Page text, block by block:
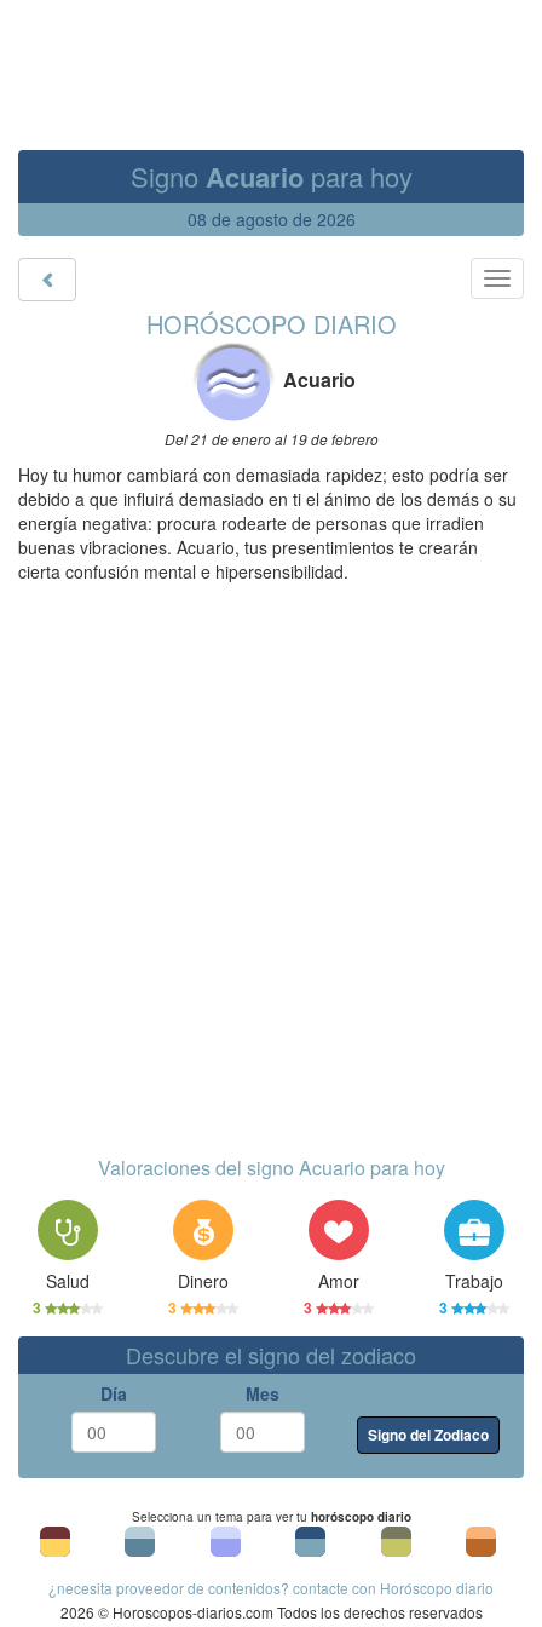
Signo Acuariopara hoy
08 de agosto de 2026
HORÓSCOPO DIARIO
Acuario
Del 21 de enero al 19 de febrero
Hoy tu humor cambiará con demasiada rapidez; esto podría ser
debido a que influirá demasiado en ti el ánimo de los demás o su
energía negativa: procura rodearte de personas que irradien
buenas vibraciones. Acuario, tus presentimientos te crearán
cierta confusión mental e hipersensibilidad.
Valoraciones del signo Acuario para hoy
Salud
3
Dinero
3
Amor
3
Trabajo
3
Descubre el signo del zodiaco
Día Mes
Signo del Zodiaco
Selecciona un tema para ver tu horóscopo diario
¿necesita proveedor de contenidos? contacte con Horóscopo diario
2026 © Horoscopos-diarios.com Todos los derechos reservados